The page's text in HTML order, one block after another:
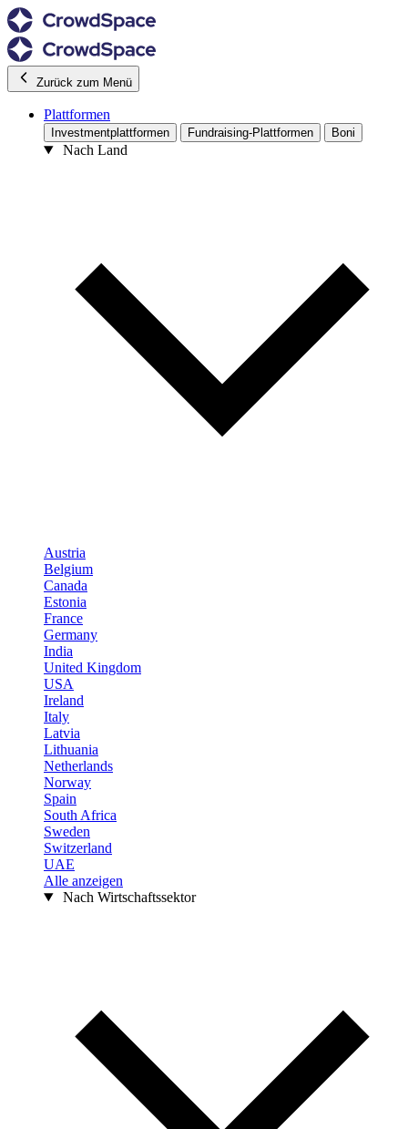
Zurück zum Menü
Plattformen
Investmentplattformen Fundraising-Plattformen Boni
Nach Land
Austria
Belgium
Canada
Estonia
France
Germany
India
United Kingdom
USA
Ireland
Italy
Latvia
Lithuania
Netherlands
Norway
Spain
South Africa
Sweden
Switzerland
UAE
Alle anzeigen
Nach Wirtschaftssektor